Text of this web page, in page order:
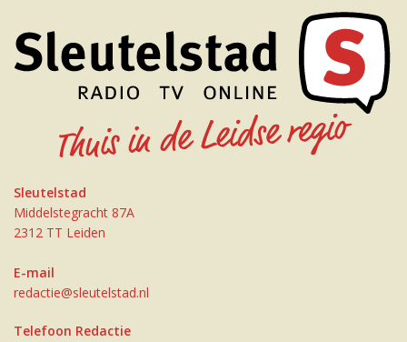
Sleutelstad
Middelstegracht 87A
2312 TT Leiden
E-mail
redactie@sleutelstad.nl
Telefoon Redactie